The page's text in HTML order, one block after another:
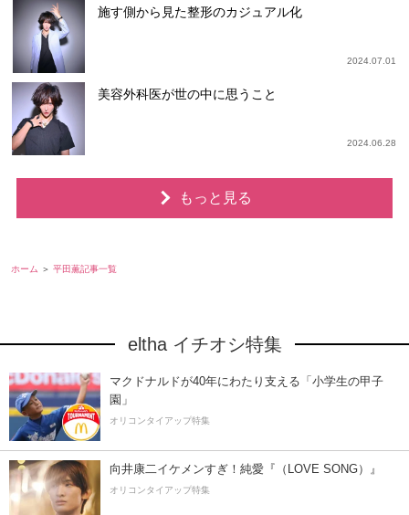
施す側から見た整形のカジュアル化
2024.07.01
美容外科医が世の中に思うこと
2024.06.28
もっと見る
ホーム 平田薫記事一覧
eltha イチオシ特集
マクドナルドが40年にわたり支える「小学生の甲子
園」
オリコンタイアップ特集
向井康二イケメンすぎ！純愛『（LOVE SONG）』
オリコンタイアップ特集